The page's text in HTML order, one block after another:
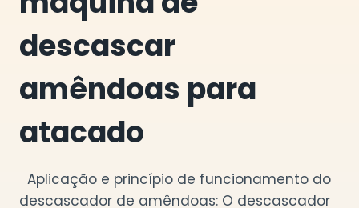
descascar
amêndoas para
atacado
Aplicação e princípio de funcionamento do
descascador de amêndoas: O descascador